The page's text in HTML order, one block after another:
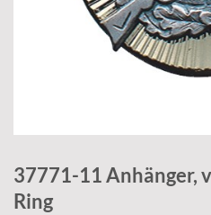
37771-11 Anhänger,
Ring